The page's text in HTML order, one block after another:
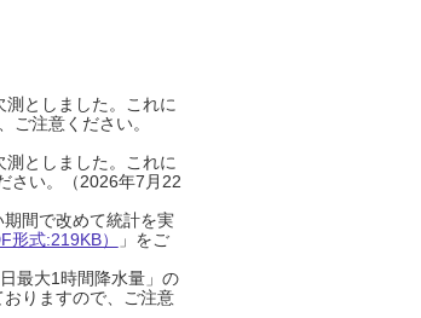
としました。これに
注意ください。
としました。これに
さい。（2026年7月22
間で改めて統計を実
形式:219KB）
」をご
最大1時間降水量」の
りますので、ご注意